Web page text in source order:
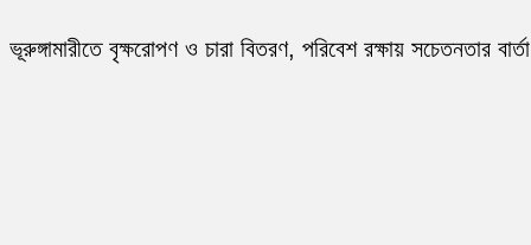
ভূরুঙ্গামারীতে বৃক্ষরোপণ ও চারা বিতরণ, পরিবেশ রক্ষায় সচেতনতার বার্তা